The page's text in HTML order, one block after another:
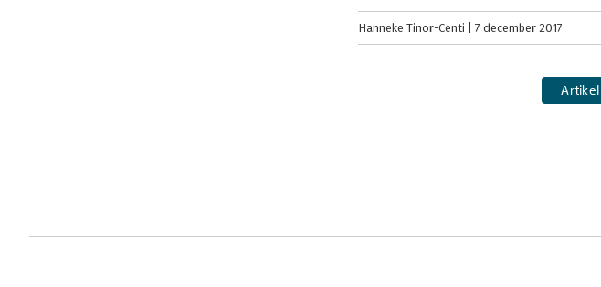
Hanneke Tinor-Centi 7 december 2017